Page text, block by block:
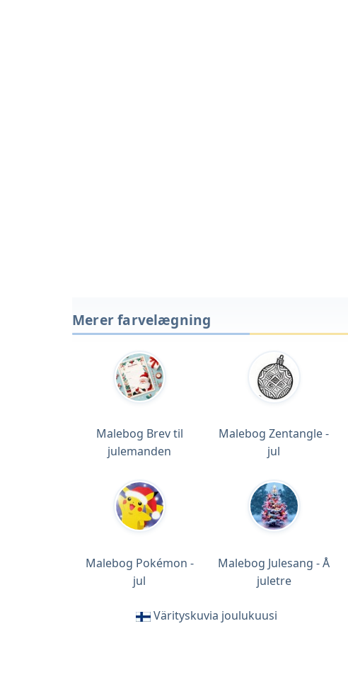
Merer farvelægning
Malebog Brev til
julemanden
Malebog Zentangle -
jul
Malebog Pokémon -
jul
Malebog Julesang - Å
juletre
Värityskuvia joulukuusi